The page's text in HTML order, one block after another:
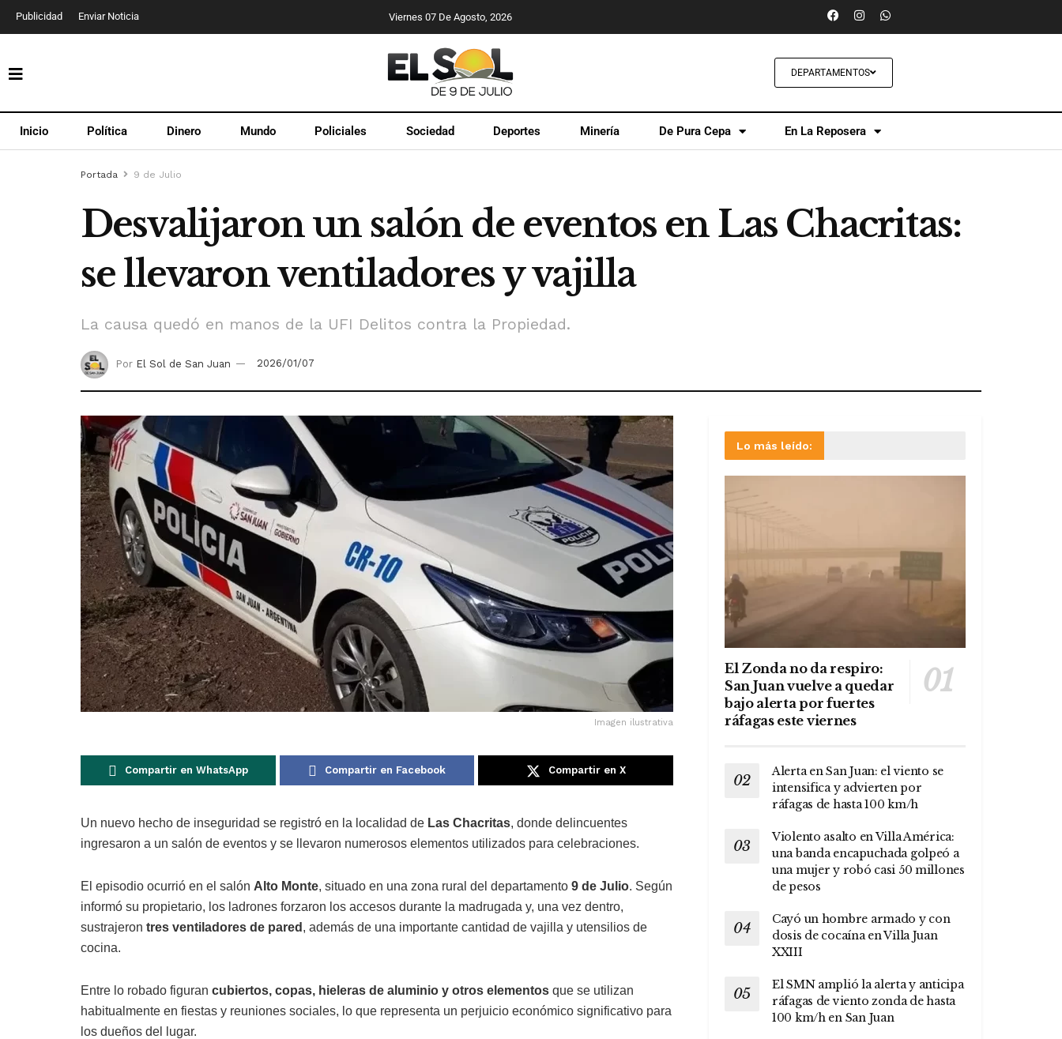
Publicidad Enviar Noticia Viernes 07 De Agosto, 2026
DEPARTAMENTOS
Inicio Política Dinero Mundo Policiales Sociedad Deportes Minería De Pura Cepa En La Reposera
Portada 9 de Julio
Desvalijaron un salón de eventos en Las Chacritas:
se llevaron ventiladores y vajilla
La causa quedó en manos de la UFI Delitos contra la Propiedad.
Por El Sol de San Juan 2026/01/07
Imagen ilustrativa
Compartir en WhatsApp Compartir en Facebook Compartir en X
Un nuevo hecho de inseguridad se registró en la localidad de Las Chacritas, donde delincuentes
ingresaron a un salón de eventos y se llevaron numerosos elementos utilizados para celebraciones.
El episodio ocurrió en el salón Alto Monte, situado en una zona rural del departamento 9 de Julio. Según
informó su propietario, los ladrones forzaron los accesos durante la madrugada y, una vez dentro,
sustrajeron tres ventiladores de pared , además de una importante cantidad de vajilla y utensilios de
cocina.
Entre lo robado figuran cubiertos, copas, hieleras de aluminio y otros elementos que se utilizan
habitualmente en fiestas y reuniones sociales, lo que representa un perjuicio económico significativo para
los dueños del lugar.
Lo más leído:
El Zonda no da respiro:
San Juan vuelve a quedar
bajo alerta por fuertes
ráfagas este viernes
Alerta en San Juan: el viento se
intensifica y advierten por
ráfagas de hasta 100 km/h
Violento asalto en Villa América:
una banda encapuchada golpeó a
una mujer y robó casi 50 millones
de pesos
Cayó un hombre armado y con
dosis de cocaína en Villa Juan
XXIII
El SMN amplió la alerta y anticipa
ráfagas de viento zonda de hasta
100 km/h en San Juan